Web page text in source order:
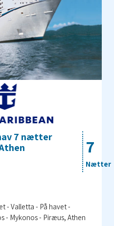
7
Nætter
7 nætter
- Valletta - På havet -
- Mykonos - Piræus, Athen